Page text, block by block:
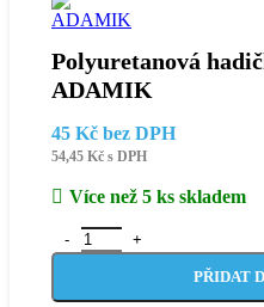
Polyuretanová
ADAMIK
45 Kč bez DPH
54,45 Kč s DPH
Více než 5 ks skladem
Polyuretanová hadička 6/
PŘIDAT